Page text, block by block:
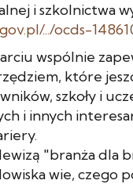
i szkolnictwa
.../ocds-
wspólnie
które
szkoły i
i innych
"branża dla
wie, czego